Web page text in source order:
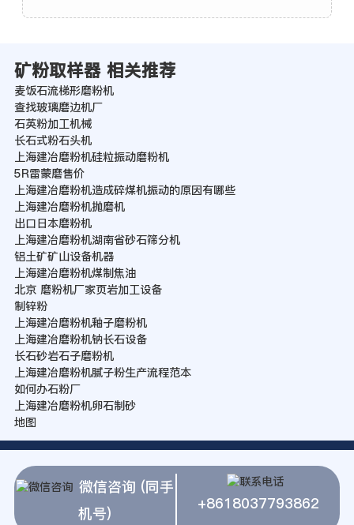
矿粉取样器 相关推荐
麦饭石流梯形磨粉机
查找玻璃磨边机厂
石英粉加工机械
长石式粉石头机
上海建冶磨粉机硅粒振动磨粉机
5R雷蒙磨售价
上海建冶磨粉机造成碎煤机振动的原因有哪些
上海建冶磨粉机抛磨机
出口日本磨粉机
上海建冶磨粉机湖南省砂石筛分机
铝土矿矿山设备机器
上海建冶磨粉机煤制焦油
北京 磨粉机厂家页岩加工设备
制锌粉
上海建冶磨粉机釉子磨粉机
上海建冶磨粉机钠长石设备
长石砂岩石子磨粉机
上海建冶磨粉机腻子粉生产流程范本
如何办石粉厂
上海建冶磨粉机卵石制砂
地图
微信咨询 (同手
机号)
+8618037793862